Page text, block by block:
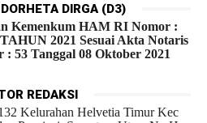
DIRGA (D3)
Kemenkum HAM RI Nomor :
2021 Sesuai Akta Notaris
53 Tanggal 08 Oktober 2021
REDAKSI
Kelurahan Helvetia Timur Kec